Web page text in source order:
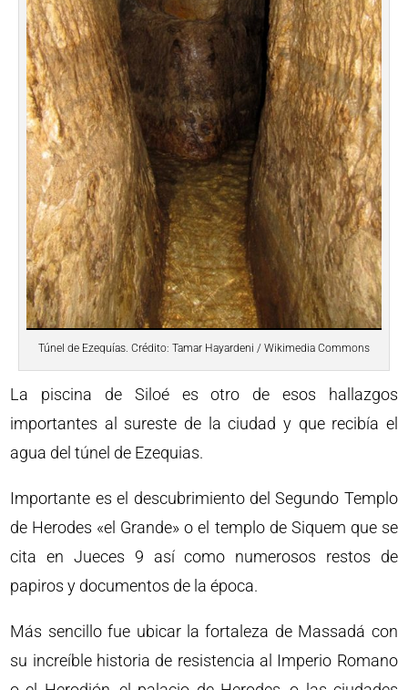
Túnel de Ezequías. Crédito: Tamar Hayardeni / Wikimedia Commons
La piscina de Siloé es otro de esos hallazgos
importantes al sureste de la ciudad y que recibía el
agua del túnel de Ezequias.
Importante es el descubrimiento del Segundo Templo
de Herodes «el Grande» o el templo de Siquem que se
cita en Jueces 9 así como numerosos restos de
papiros y documentos de la época.
Más sencillo fue ubicar la fortaleza de Massadá con
su increíble historia de resistencia al Imperio Romano